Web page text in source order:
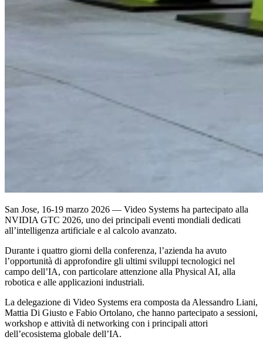
San Jose, 16-19 marzo 2026 — Video Systems ha partecipato alla
NVIDIA GTC 2026, uno dei principali eventi mondiali dedicati
all’intelligenza artificiale e al calcolo avanzato.
Durante i quattro giorni della conferenza, l’azienda ha avuto
l’opportunità di approfondire gli ultimi sviluppi tecnologici nel
campo dell’IA, con particolare attenzione alla Physical AI, alla
robotica e alle applicazioni industriali.
La delegazione di Video Systems era composta da Alessandro Liani,
Mattia Di Giusto e Fabio Ortolano, che hanno partecipato a sessioni,
workshop e attività di networking con i principali attori
dell’ecosistema globale dell’IA.